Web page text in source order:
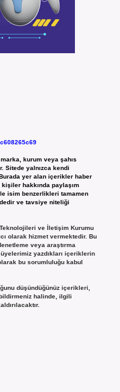
kurum veya şahıs
Sitede yalnızca kendi
Burada yer alan içerikler haber
hakkında paylaşım
isim benzerlikleri tamamen
ve tavsiye niteliği
ve İletişim Kurumu
olarak hizmet vermektedir. Bu
veya araştırma
yazdıkları içeriklerin
bu sorumluluğu kabul
düşündüğünüz içerikleri,
halinde, ilgili